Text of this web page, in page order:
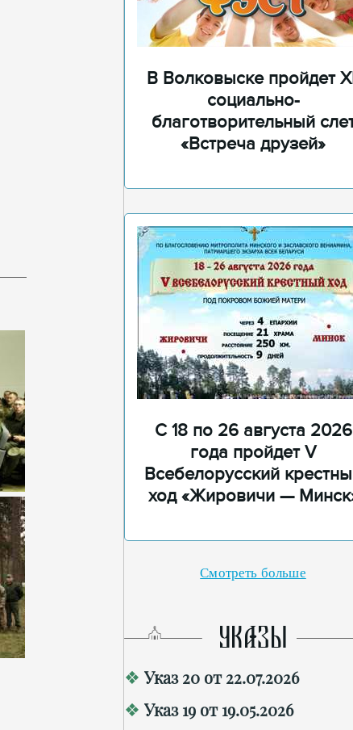
В Волковыске пройдет
социально-
благотворительный
«Встреча друзей»
С 18 по 26 августа 2026
года пройдет V
Всебелорусский
ход «Жировичи —
Смотреть больше
УКАЗЫ
Указ 20 от 22.07.2026
Указ 19 от 19.05.2026